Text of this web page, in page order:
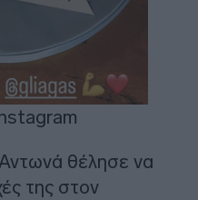
θέλησε να
της στον